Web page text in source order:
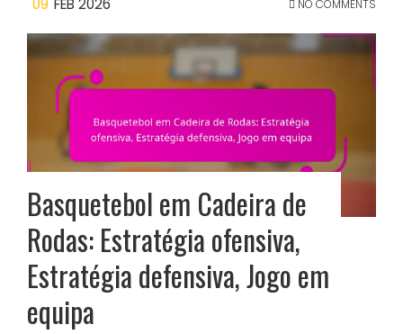
09 FEB 2026 NO COMMENTS
Basquetebol em Cadeira de
Rodas: Estratégia ofensiva,
Estratégia defensiva, Jogo em
equipa